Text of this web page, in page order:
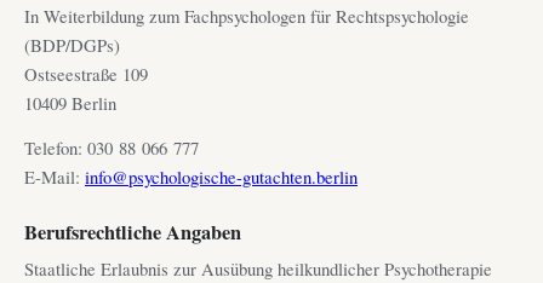
In Weiterbildung zum Fachpsychologen für Rechtspsychologie
(BDP/DGPs)
Ostseestraße 109
10409 Berlin
Telefon: 030 88 066 777
E-Mail: info@psychologische-gutachten.berlin
Berufsrechtliche Angaben
Staatliche Erlaubnis zur Ausübung heilkundlicher Psychotherapie